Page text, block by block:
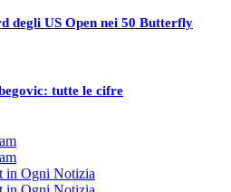
degli US Open nei 50 Butterfly
tutte le cifre